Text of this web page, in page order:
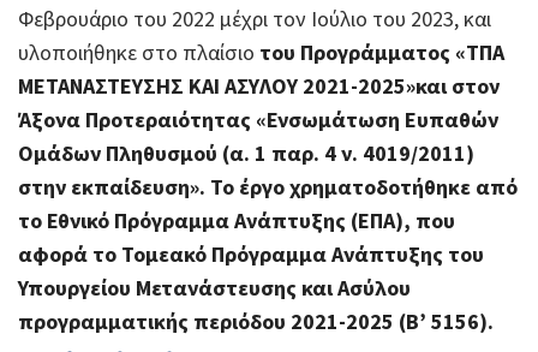
Φεβρουάριο του 2022 μέχρι τον Ιούλιο του 2023, και
υλοποιήθηκε στο πλαίσιο του Προγράμματος «ΤΠΑ
ΜΕΤΑΝΑΣΤΕΥΣΗΣ ΚΑΙ ΑΣΥΛΟΥ 2021-2025»και στον
Άξονα Προτεραιότητας «Ενσωμάτωση Ευπαθών
Ομάδων Πληθυσμού (α. 1 παρ. 4 ν. 4019/2011)
στην εκπαίδευση». Το έργο χρηματοδοτήθηκε από
το Εθνικό Πρόγραμμα Ανάπτυξης (ΕΠΑ), που
αφορά το Τομεακό Πρόγραμμα Ανάπτυξης του
Υπουργείου Μετανάστευσης και Ασύλου
προγραμματικής περιόδου 2021-2025 (Β’ 5156).